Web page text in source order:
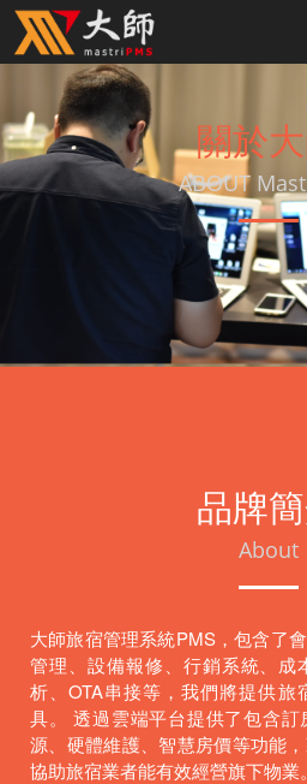
關於
ABOUT
品牌
About
大師旅宿管理系統PMS，包含了
管理、設備報修、行銷系統、成
析、OTA串接等，我們將提供旅
具。 透過雲端平台提供了包含
源、硬體維護、智慧房價等功能
協助旅宿業者能有效經營旗下物業。